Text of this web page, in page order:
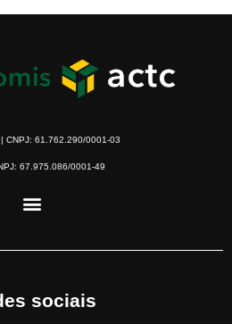
CNPJ: 61.762.290/0001-03
67.975.086/0001-49
sociais